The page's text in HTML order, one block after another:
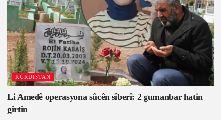
KURDISTAN
Li Amedê operasyona sûcên sîberî: 2 gumanbar hatin
girtin